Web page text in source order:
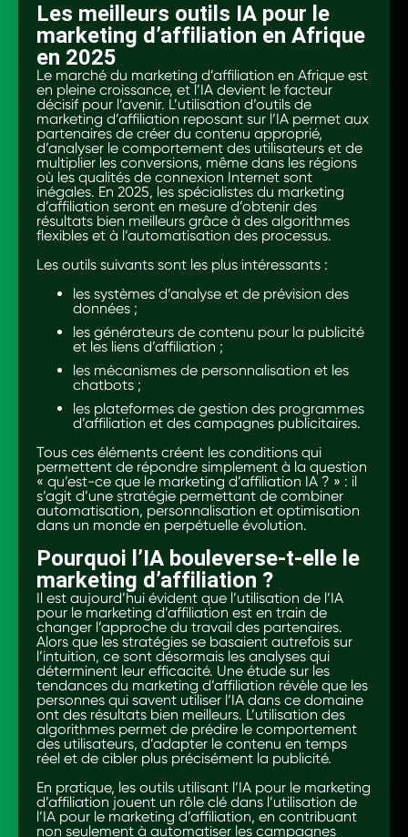
Les meilleurs outils IA pour le
marketing d’affiliation en Afrique
en 2025
Le marché du marketing d’affiliation en Afrique est
en pleine croissance, et l’IA devient le facteur
décisif pour l’avenir. L’utilisation d’outils de
marketing d’affiliation reposant sur l’IA permet aux
partenaires de créer du contenu approprié,
d’analyser le comportement des utilisateurs et de
multiplier les conversions, même dans les régions
où les qualités de connexion Internet sont
inégales. En 2025, les spécialistes du marketing
d’affiliation seront en mesure d’obtenir des
résultats bien meilleurs grâce à des algorithmes
flexibles et à l’automatisation des processus.
Les outils suivants sont les plus intéressants :
les systèmes d’analyse et de prévision des
données ;
les générateurs de contenu pour la publicité
et les liens d’affiliation ;
les mécanismes de personnalisation et les
chatbots ;
les plateformes de gestion des programmes
d’affiliation et des campagnes publicitaires.
Tous ces éléments créent les conditions qui
permettent de répondre simplement à la question
« qu’est-ce que le marketing d’affiliation IA ? » : il
s’agit d’une stratégie permettant de combiner
automatisation, personnalisation et optimisation
dans un monde en perpétuelle évolution.
Pourquoi l’IA bouleverse-t-elle le
marketing d’affiliation ?
Il est aujourd’hui évident que l’utilisation de l’IA
pour le marketing d’affiliation est en train de
changer l’approche du travail des partenaires.
Alors que les stratégies se basaient autrefois sur
l’intuition, ce sont désormais les analyses qui
déterminent leur efficacité. Une étude sur les
tendances du marketing d’affiliation révèle que les
personnes qui savent utiliser l’IA dans ce domaine
ont des résultats bien meilleurs. L’utilisation des
algorithmes permet de prédire le comportement
des utilisateurs, d’adapter le contenu en temps
réel et de cibler plus précisément la publicité.
En pratique, les outils utilisant l’IA pour le marketing
d’affiliation jouent un rôle clé dans l’utilisation de
l’IA pour le marketing d’affiliation, en contribuant
non seulement à automatiser les campagnes